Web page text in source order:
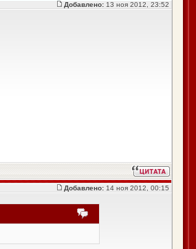
Добавлено: 13 ноя 2012, 23:52
Добавлено: 14 ноя 2012, 00:15